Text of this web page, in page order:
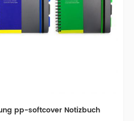
pp-softcover Notizbuch